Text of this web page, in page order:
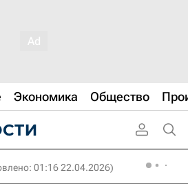
Экономика Общество
01:16 22.04.2026)